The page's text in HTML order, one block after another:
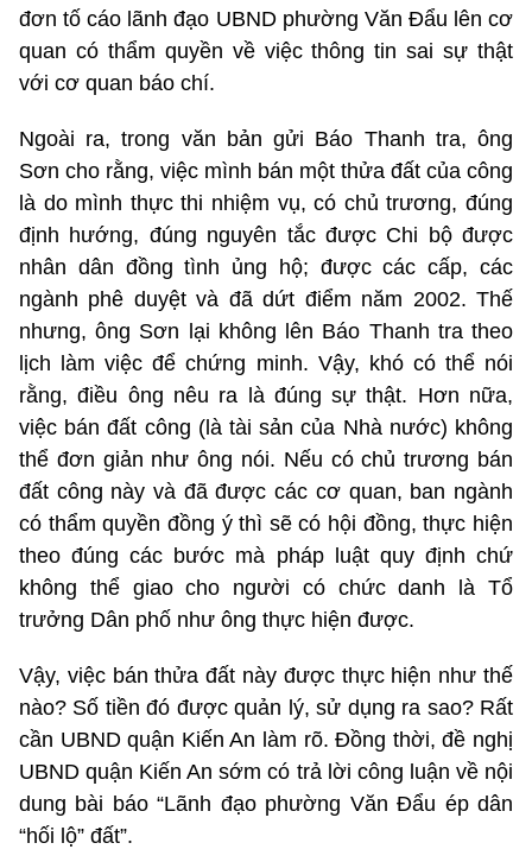
đơn tố cáo lãnh đạo UBND phường Văn Đẩu lên cơ
quan có thẩm quyền về việc thông tin sai sự thật
với cơ quan báo chí.
Ngoài ra, trong văn bản gửi Báo Thanh tra, ông
Sơn cho rằng, việc mình bán một thửa đất của công
là do mình thực thi nhiệm vụ, có chủ trương, đúng
định hướng, đúng nguyên tắc được Chi bộ được
nhân dân đồng tình ủng hộ; được các cấp, các
ngành phê duyệt và đã dứt điểm năm 2002. Thế
nhưng, ông Sơn lại không lên Báo Thanh tra theo
lịch làm việc để chứng minh. Vậy, khó có thể nói
rằng, điều ông nêu ra là đúng sự thật. Hơn nữa,
việc bán đất công (là tài sản của Nhà nước) không
thể đơn giản như ông nói. Nếu có chủ trương bán
đất công này và đã được các cơ quan, ban ngành
có thẩm quyền đồng ý thì sẽ có hội đồng, thực hiện
theo đúng các bước mà pháp luật quy định chứ
không thể giao cho người có chức danh là Tổ
trưởng Dân phố như ông thực hiện được.
Vậy, việc bán thửa đất này được thực hiện như thế
nào? Số tiền đó được quản lý, sử dụng ra sao? Rất
cần UBND quận Kiến An làm rõ. Đồng thời, đề nghị
UBND quận Kiến An sớm có trả lời công luận về nội
dung bài báo “Lãnh đạo phường Văn Đẩu ép dân
“hối lộ” đất”.